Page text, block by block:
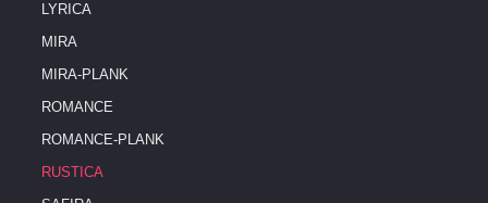
LYRICA
MIRA
MIRA-PLANK
ROMANCE
ROMANCE-PLANK
RUSTICA